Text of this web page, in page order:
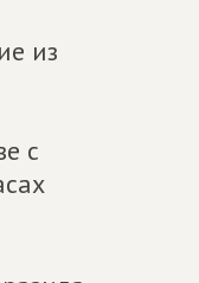
из
с